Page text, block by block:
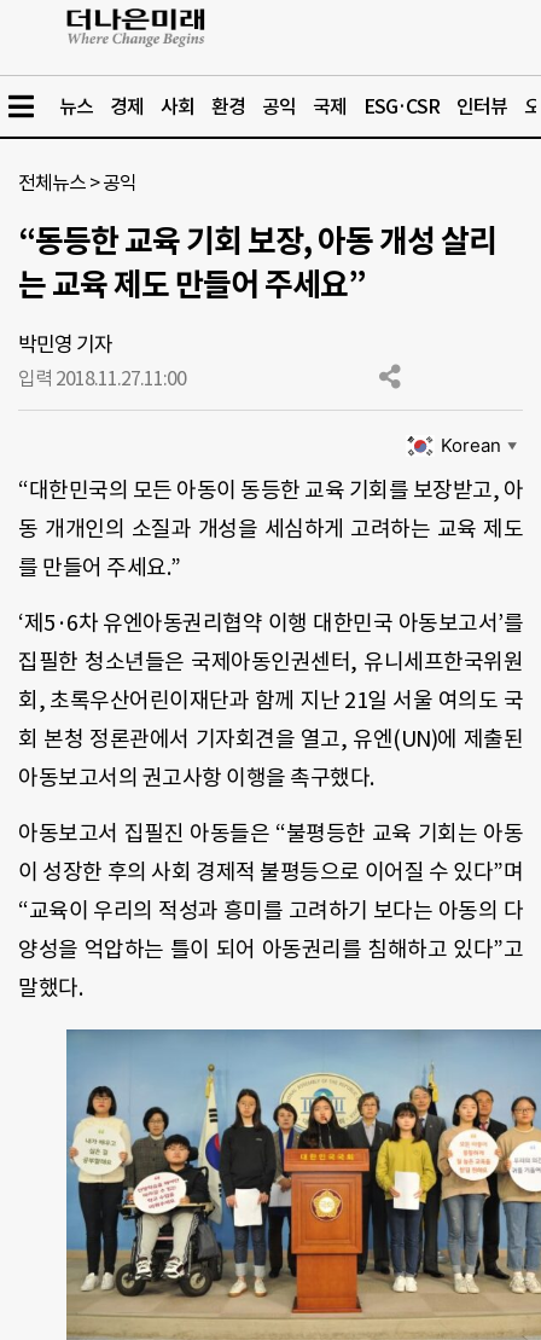
뉴스 경제 사회 환경 공익 국제 ESG·CSR 인터뷰
전체뉴스 >공익
“동등한 교육 기회 보장, 아동 개성 살리
는 교육 제도 만들어 주세요”
박민영 기자
입력 2018.11.27.11:00
Korean ▼
“대한민국의 모든 아동이 동등한 교육 기회를 보장받고, 아
동 개개인의 소질과 개성을 세심하게 고려하는 교육 제도
를 만들어 주세요.”
‘제5·6차 유엔아동권리협약 이행 대한민국 아동보고서’를
집필한 청소년들은 국제아동인권센터, 유니세프한국위원
회, 초록우산어린이재단과 함께 지난 21일 서울 여의도 국
회 본청 정론관에서 기자회견을 열고, 유엔(UN)에 제출된
아동보고서의 권고사항 이행을 촉구했다.
아동보고서 집필진 아동들은 “불평등한 교육 기회는 아동
이 성장한 후의 사회 경제적 불평등으로 이어질 수 있다”며
“교육이 우리의 적성과 흥미를 고려하기 보다는 아동의 다
양성을 억압하는 틀이 되어 아동권리를 침해하고 있다”고
말했다.